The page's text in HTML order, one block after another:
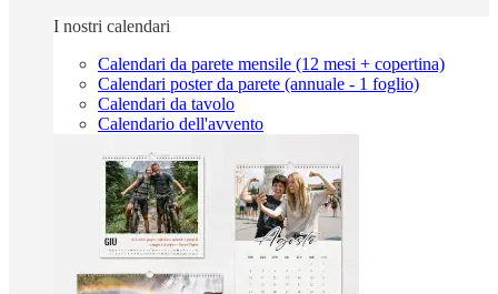
I nostri calendari
Calendari da parete mensile (12 mesi + copertina)
Calendari poster da parete (annuale - 1 foglio)
Calendari da tavolo
Calendario dell'avvento